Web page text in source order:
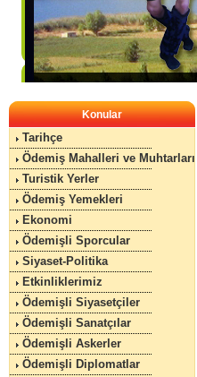
Konular
Tarihçe
Ödemiş Mahalleri ve Muhtarları
Turistik Yerler
Ödemiş Yemekleri
Ekonomi
Ödemişli Sporcular
Siyaset-Politika
Etkinliklerimiz
Ödemişli Siyasetçiler
Ödemişli Sanatçılar
Ödemişli Askerler
Ödemişli Diplomatlar